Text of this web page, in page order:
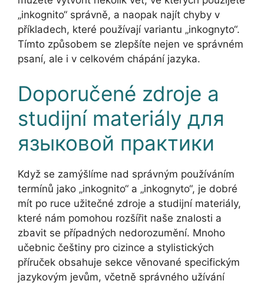
„inkognito“ správně, a naopak najít chyby v
příkladech, které používají variantu „inkognyto“.
Tímto způsobem se zlepšíte nejen ve správném
psaní, ale i v celkovém chápání jazyka.
Doporučené zdroje a
studijní materiály для
языковой практики
Když se zamýšlíme nad správným používáním
termínů jako „inkognito“ a „inkognyto“, je dobré
mít po ruce užitečné zdroje a studijní materiály,
které nám pomohou rozšířit naše znalosti a
zbavit se případných nedorozumění. Mnoho
učebnic češtiny pro cizince a stylistických
příruček obsahuje sekce věnované specifickým
jazykovým jevům, včetně správného užívání